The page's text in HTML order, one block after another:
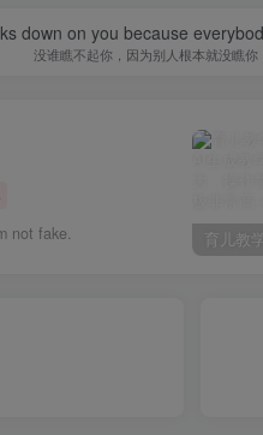
down on you because
没谁瞧不起你，因为别人根本就没瞧你
not fake.